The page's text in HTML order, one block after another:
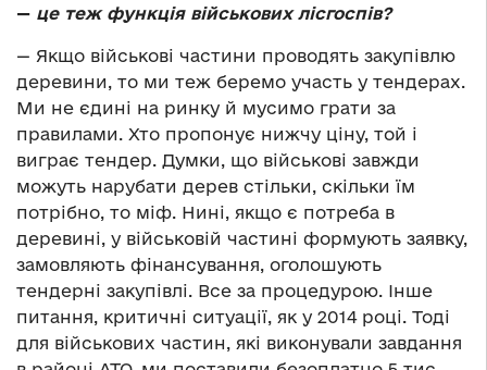
— це теж функція військових лісгоспів?
— Якщо військові частини проводять закупівлю
деревини, то ми теж беремо участь у тендерах.
Ми не єдині на ринку й мусимо грати за
правилами. Хто пропонує нижчу ціну, той і
виграє тендер. Думки, що військові завжди
можуть нарубати дерев стільки, скільки їм
потрібно, то міф. Нині, якщо є потреба в
деревині, у військовій частині формують заявку,
замовляють фінансування, оголошують
тендерні закупівлі. Все за процедурою. Інше
питання, критичні ситуації, як у 2014 році. Тоді
для військових частин, які виконували завдання